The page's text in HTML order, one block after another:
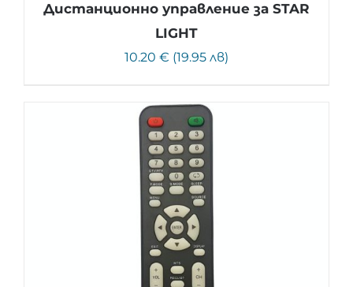
Дистанционно управление за STAR
LIGHT
10.20 € (19.95 лв)